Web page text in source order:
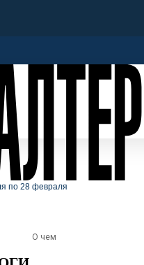
по 28 февраля
О чем